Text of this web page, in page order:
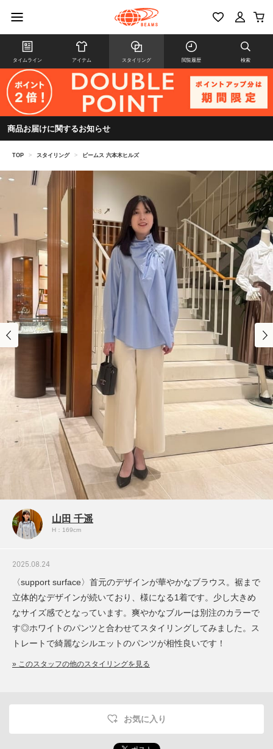
タイムライン アイテム スタイリング 閲覧履歴 検索
商品お届けに関するお知らせ
TOP > スタイリング > ビームス 六本木ヒルズ
山田 千遥
H：169cm
2025.08.24
〈support surface〉首元のデザインが華やかなブラウス。裾まで
立体的なデザインが続いており、様になる1着です。少し大きめ
なサイズ感でとなっています。爽やかなブルーは別注のカラーで
す◎ホワイトのパンツと合わせてスタイリングしてみました。ス
トレートで綺麗なシルエットのパンツが相性良いです！
» このスタッフの他のスタイリングを見る
お気に入り